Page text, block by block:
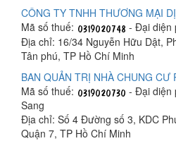
CÔNG TY TNHH THƯƠNG MẠI
Mã số thuế:
- Đại diện
Địa chỉ: 16/34 Nguyễn Hữu Dật,
Tân phú, TP Hồ Chí Minh
BAN QUẢN TRỊ NHÀ CHUNG CƯ
Mã số thuế:
- Đại diện
Sang
Địa chỉ: Số 4 Đường số 3, KDC
Quận 7, TP Hồ Chí Minh